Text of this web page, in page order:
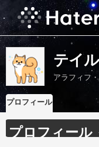
テイ
アラフィフ
プロフィール
プロフィール